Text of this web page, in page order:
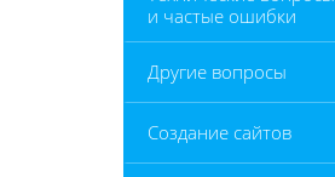
и частые ошибки
Другие вопросы
Создание сайтов